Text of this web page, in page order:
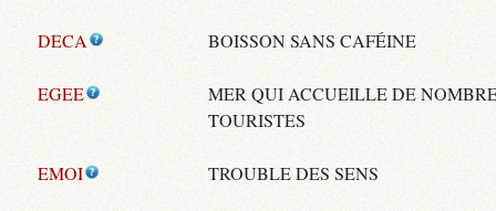
DECA BOISSON SANS CAFÉINE
EGEE
MER QUI ACCUEILLE DE
TOURISTES
EMOI TROUBLE DES SENS